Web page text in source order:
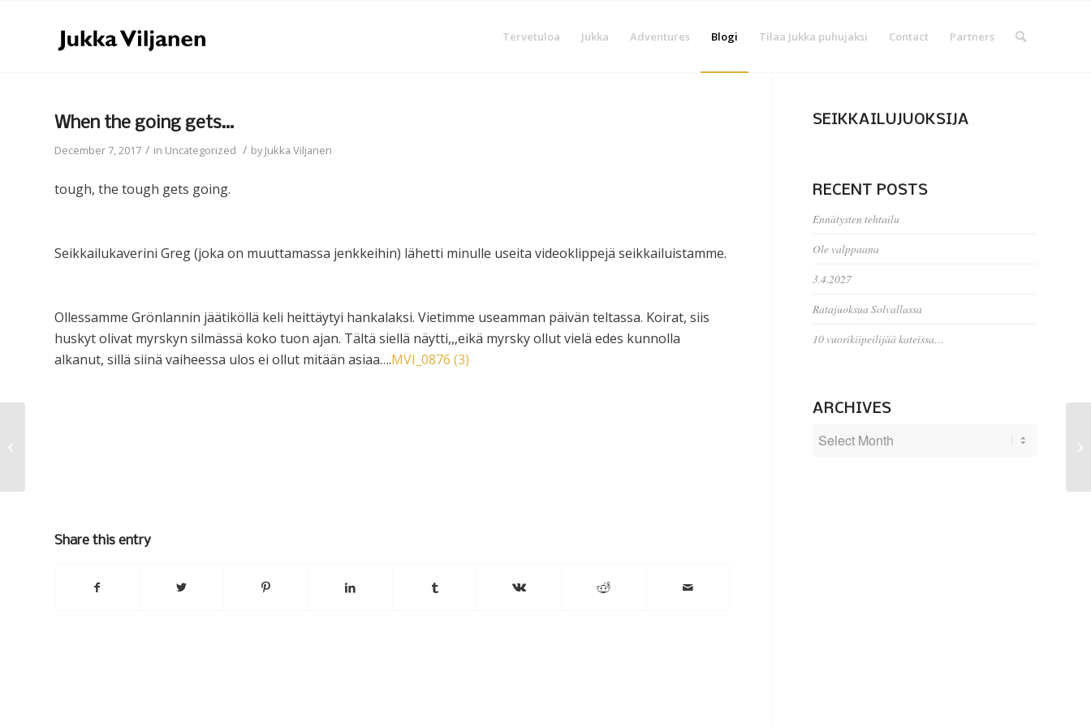
Tervetuloa Jukka Adventures Blogi Tilaa Jukka puhujaksi Contact Partners
When the going gets…
December 7, 2017 / in Uncategorized / byJukka Viljanen
tough, the tough gets going.
Seikkailukaverini Greg (joka on muuttamassa jenkkeihin) lähetti minulle useita videoklippejä seikkailuistamme.
Ollessamme Grönlannin jäätiköllä keli heittäytyi hankalaksi. Vietimme useamman päivän teltassa. Koirat, siis
huskyt olivat myrskyn silmässä koko tuon ajan. Tältä siellä näytti,,,eikä myrsky ollut vielä edes kunnolla
alkanut, sillä siinä vaiheessa ulos ei ollut mitään asiaa….MVI_0876 (3)
Share this entry
SEIKKAILUJUOKSIJA
RECENT POSTS
Ennätysten tehtailu
Ole valppaana
3.4.2027
Ratajuoksua Solvallassa
10 vuorikiipeilijää kateissa…
ARCHIVES